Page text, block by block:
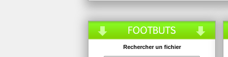
Rechercher un fichier